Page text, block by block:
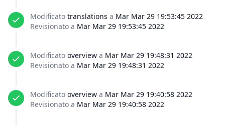
Modificato translations a Mar Mar 29 19:53:45 2022
Revisionato a Mar Mar 29 19:53:45 2022
Modificato overview a Mar Mar 29 19:48:31 2022
Revisionato a Mar Mar 29 19:48:31 2022
Modificato overview a Mar Mar 29 19:40:58 2022
Revisionato a Mar Mar 29 19:40:58 2022